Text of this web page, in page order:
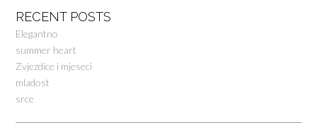
RECENT POSTS
Elegantno
summer heart
Zvjezdice i mjeseci
mladost
srce